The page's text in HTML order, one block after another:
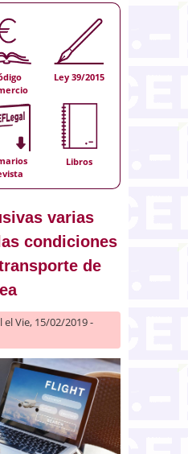
Ley 39/2015
Libros
varias
condiciones
de
el Vie, 15/02/2019 -